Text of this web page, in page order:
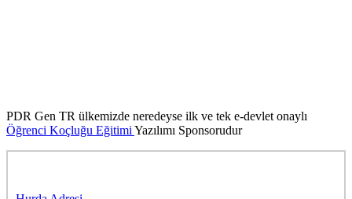
PDR Gen TR ülkemizde neredeyse ilk ve tek e-devlet onaylı
Öğrenci Koçluğu Eğitimi Yazılımı Sponsorudur